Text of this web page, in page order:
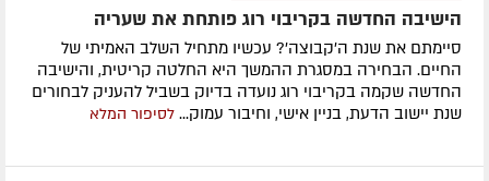
הישיבה החדשה בקריבוי רוג פותחת את שעריה
סיימתם את שנת ה'קבוצה'? עכשיו מתחיל השלב האמיתי של
החיים. הבחירה במסגרת ההמשך היא החלטה קריטית, והישיבה
החדשה שקמה בקריבוי רוג נועדה בדיוק בשביל להעניק לבחורים
שנת יישוב הדעת, בניין אישי, וחיבור עמוק... לסיפור המלא